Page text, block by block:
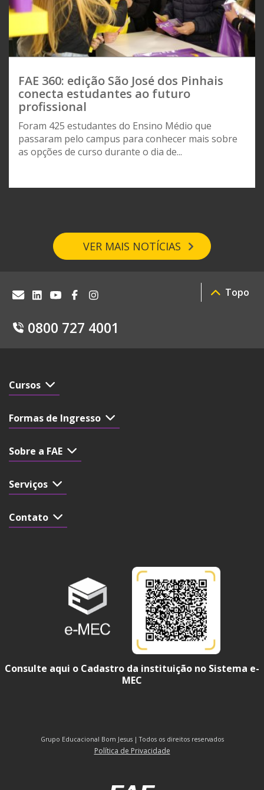
FAE 360: edição São José dos Pinhais
conecta estudantes ao futuro
profissional
Foram 425 estudantes do Ensino Médio que
passaram pelo campus para conhecer mais sobre
as opções de curso durante o dia de...
VER MAIS NOTÍCIAS
0800 727 4001
Topo
Cursos
Formas de Ingresso
Sobre a FAE
Serviços
Contato
Consulte aqui o Cadastro da instituição no Sistema e-
MEC
Grupo Educacional Bom Jesus | Todos os direitos reservados
Política de Privacidade